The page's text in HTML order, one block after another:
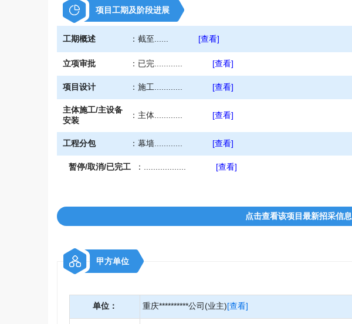
项目工期及阶段进展
工期概述 ： 截至...... [查看]
立项审批 ： 已完............ [查看]
项目设计 ： 施工............ [查看]
主体施工/主设备
安装
： 主体............ [查看]
工程分包 ： 幕墙............ [查看]
暂停/取消/已完工 ： [查看]
点击查看该项目最新招采信息
甲方单位
单位： 重庆**********公司(业主)[查看]